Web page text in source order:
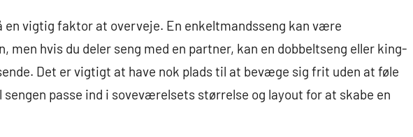
en vigtig faktor at overveje. En enkeltmandsseng kan være
hvis du deler seng med en partner, kan en dobbeltseng eller king-
Det er vigtigt at have nok plads til at bevæge sig frit uden at føle
passe ind i soveværelsets størrelse og layout for at skabe en